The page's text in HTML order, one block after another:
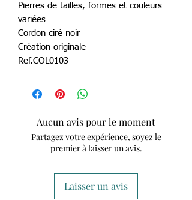
Pierres de tailles, formes et couleurs
variées
Cordon ciré noir
Création originale
Ref.COL0103
Aucun avis pour le moment
Partagez votre expérience, soyez le
premier à laisser un avis.
Laisser un avis